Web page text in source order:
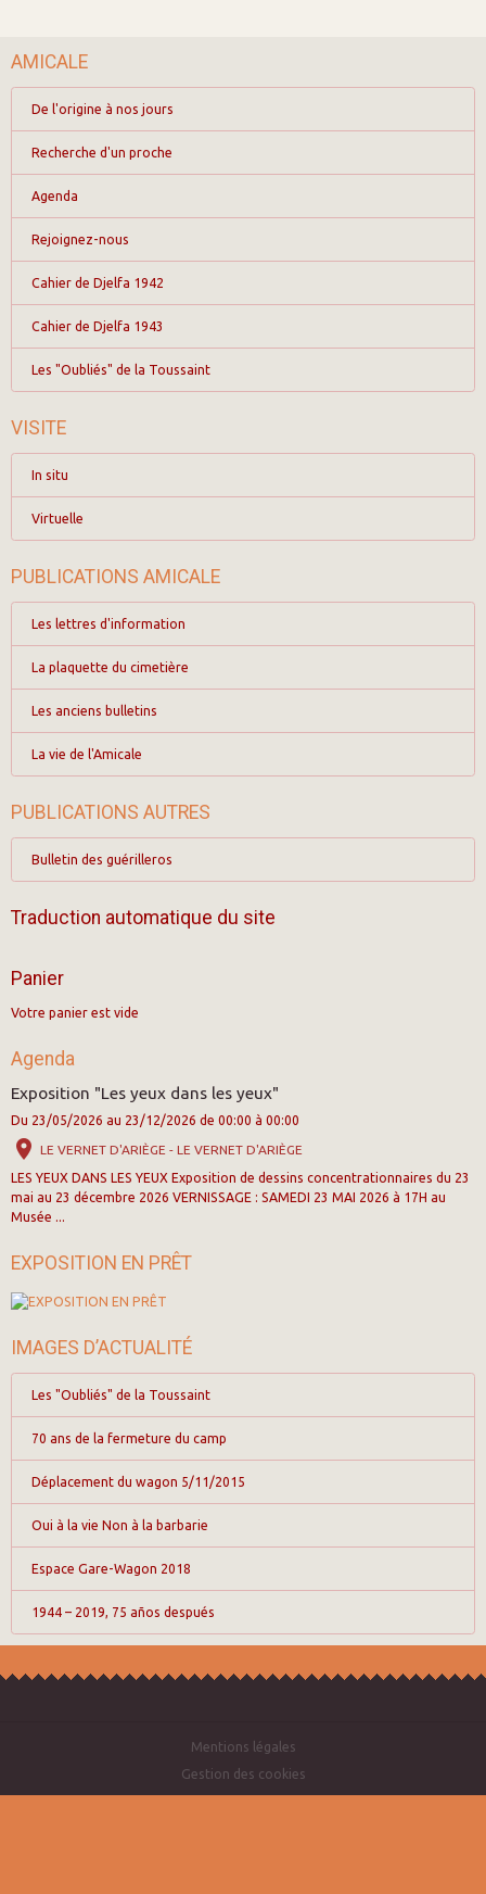
AMICALE
De l'origine à nos jours
Recherche d'un proche
Agenda
Rejoignez-nous
Cahier de Djelfa 1942
Cahier de Djelfa 1943
Les "Oubliés" de la Toussaint
VISITE
In situ
Virtuelle
PUBLICATIONS AMICALE
Les lettres d'information
La plaquette du cimetière
Les anciens bulletins
La vie de l'Amicale
PUBLICATIONS AUTRES
Bulletin des guérilleros
Traduction automatique du site
Panier
Votre panier est vide
Agenda
Exposition "Les yeux dans les yeux"
Du 23/05/2026 au 23/12/2026 de 00:00 à 00:00
LE VERNET D'ARIÈGE - LE VERNET D'ARIÈGE
LES YEUX DANS LES YEUX Exposition de dessins concentrationnaires du 23
mai au 23 décembre 2026 VERNISSAGE : SAMEDI 23 MAI 2026 à 17H au
Musée ...
EXPOSITION EN PRÊT
IMAGES D’ACTUALITÉ
Les "Oubliés" de la Toussaint
70 ans de la fermeture du camp
Déplacement du wagon 5/11/2015
Oui à la vie Non à la barbarie
Espace Gare-Wagon 2018
1944 – 2019, 75 años después
Mentions légales
Gestion des cookies